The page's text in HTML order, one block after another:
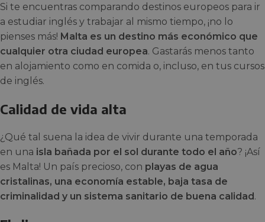
Si te encuentras comparando destinos europeos para ir
a estudiar inglés y trabajar al mismo tiempo, ¡no lo
pienses más! Malta es un destino más económico que
cualquier otra ciudad europea. Gastarás menos tanto
en alojamiento como en comida o, incluso, en tus cursos
de inglés.
Calidad de vida alta
¿Qué tal suena la idea de vivir durante una temporada
en una isla bañada por el sol durante todo el año? ¡Así
es Malta! Un país precioso, con playas de agua
cristalinas, una economía estable, baja tasa de
criminalidad y un sistema sanitario de buena calidad.